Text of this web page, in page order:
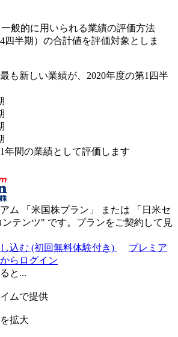
般的に用いられる業績の評価方法
四半期）の合計値を評価対象としま
も新しい業績が、2020年度の第1四半
年間の業績として評価します
ム 「 米国株プラン 」 または 「 日米セ
ンテンツ" です。プランをご契約して見
込む (初回無料体験付き)
プレミア
らログイン
と...
ムで提供
拡大